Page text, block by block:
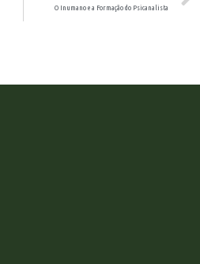
O Inumano e a Formação do Psicanalista